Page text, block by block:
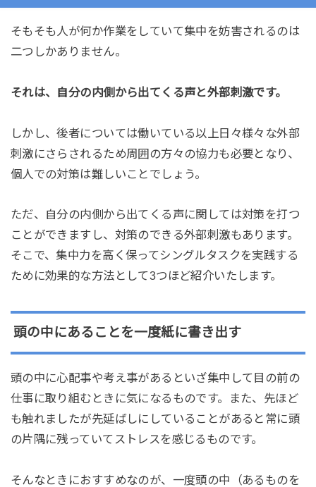
そもそも人が何か作業をしていて集中を妨害されるのは
二つしかありません。
それは、自分の内側から出てくる声と外部刺激です。
しかし、後者については働いている以上日々様々な外部
刺激にさらされるため周囲の方々の協力も必要となり、
個人での対策は難しいことでしょう。
ただ、自分の内側から出てくる声に関しては対策を打つ
ことができますし、対策のできる外部刺激もあります。
そこで、集中力を高く保ってシングルタスクを実践する
ために効果的な方法として3つほど紹介いたします。
頭の中にあることを一度紙に書き出す
頭の中に心配事や考え事があるといざ集中して目の前の
仕事に取り組むときに気になるものです。また、先ほど
も触れましたが先延ばしにしていることがあると常に頭
の片隅に残っていてストレスを感じるものです。
そんなときにおすすめなのが、一度頭の中（あるものを